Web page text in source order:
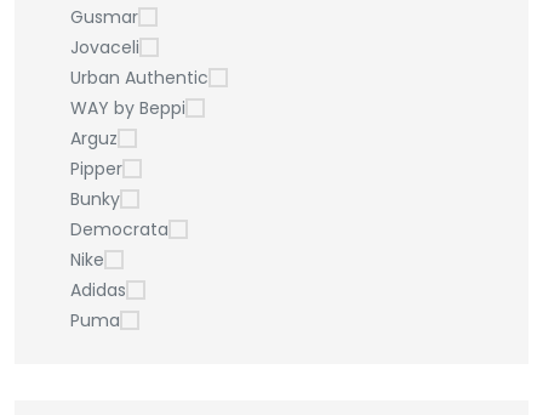
Gusmar
Jovaceli
Urban Authentic
WAY by Beppi
Arguz
Pipper
Bunky
Democrata
Nike
Adidas
Puma